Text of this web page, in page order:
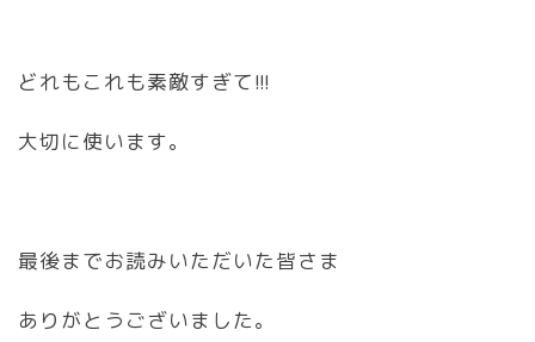
どれもこれも素敵すぎて!!!
大切に使います。
最後までお読みいただいた皆さま
ありがとうございました。